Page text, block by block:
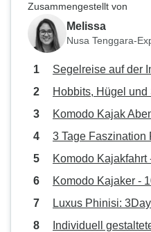
Zusammengestellt von
Melissa
Nusa Tenggara-
Segelreise auf der
Hobbits, Hügel
Komodo Kajak
3 Tage Faszination
Komodo Kajakfahrt
Komodo Kajaker -
Luxus Phinisi:
Individuell